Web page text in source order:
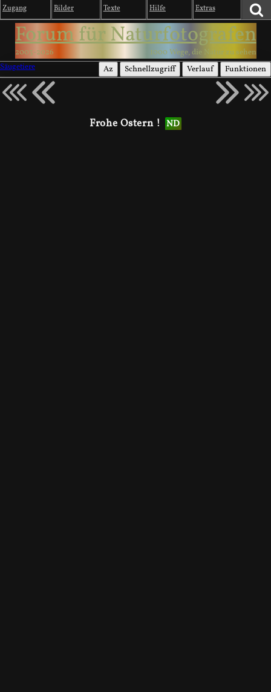
Zugang Bilder Texte Hilfe Extras
Forum für Naturfotografen
2003-2026
1000 Wege, die Natur zu sehen
Säugetiere
Az Schnellzugriff Verlauf Funktionen
Frohe Ostern !